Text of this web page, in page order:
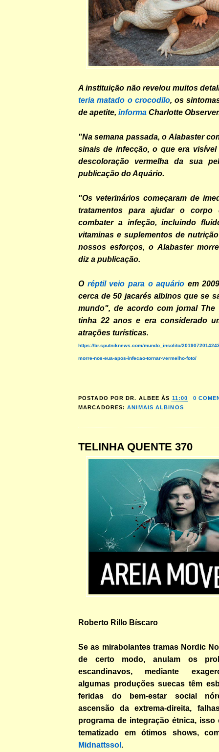
A instituição não revelou muitos
teria matado o crocodilo, os
de apetite, informa Charlotte
"Na semana passada, o Alabaster
sinais de infecção, o que era visível
descoloração vermelha da sua
publicação do Aquário.
"Os veterinários começaram de
tratamentos para ajudar o corpo
combater a infeção, incluindo
vitaminas e suplementos de
nossos esforços, o Alabaster
diz a publicação.
O réptil veio para o aquário em
cerca de 50 jacarés albinos que se
mundo", de acordo com jornal The
tinha 22 anos e era considerado
atrações turísticas.
https://br.sputniknews.com/mundo_insolito/
morre-nos-eua-apos-infecao-tornar-vermelho-foto/
POSTADO POR DR. ALBEE ÀS 11:00
0
MARCADORES:ANIMAIS ALBINOS
TELINHA QUENTE 370
Roberto Rillo Bíscaro
Se as mirabolantes tramas Nordic
de certo modo, anulam os
escandinavos, mediante
algumas produções suecas têm
feridas do bem-estar social
ascensão da extrema-direita,
programa de integração étnica, isso
tematizado em ótimos shows,
Midnattssol.